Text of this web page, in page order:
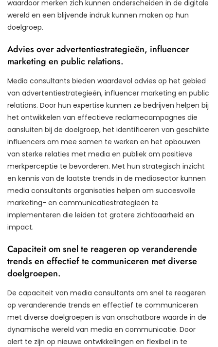
waardoor merken zich kunnen onderscheiden in de digitale
wereld en een blijvende indruk kunnen maken op hun
doelgroep.
Advies over advertentiestrategieën, influencer
marketing en public relations.
Media consultants bieden waardevol advies op het gebied
van advertentiestrategieën, influencer marketing en public
relations. Door hun expertise kunnen ze bedrijven helpen bij
het ontwikkelen van effectieve reclamecampagnes die
aansluiten bij de doelgroep, het identificeren van geschikte
influencers om mee samen te werken en het opbouwen
van sterke relaties met media en publiek om positieve
merkperceptie te bevorderen. Met hun strategisch inzicht
en kennis van de laatste trends in de mediasector kunnen
media consultants organisaties helpen om succesvolle
marketing- en communicatiestrategieën te
implementeren die leiden tot grotere zichtbaarheid en
impact.
Capaciteit om snel te reageren op veranderende
trends en effectief te communiceren met diverse
doelgroepen.
De capaciteit van media consultants om snel te reageren
op veranderende trends en effectief te communiceren
met diverse doelgroepen is van onschatbare waarde in de
dynamische wereld van media en communicatie. Door
alert te zijn op nieuwe ontwikkelingen en flexibel in te